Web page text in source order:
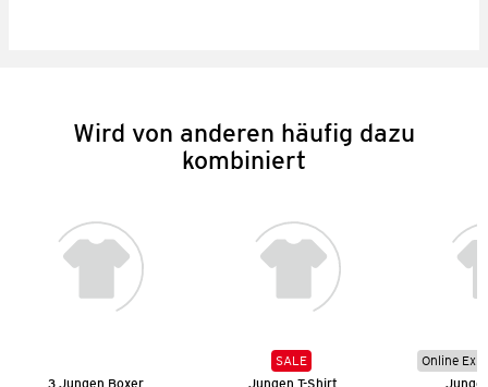
Wird von anderen häufig dazu
kombiniert
3 Jungen Boxer
SALE
Jungen T-Shirt
Online